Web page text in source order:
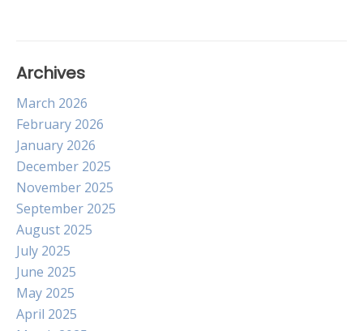
Archives
March 2026
February 2026
January 2026
December 2025
November 2025
September 2025
August 2025
July 2025
June 2025
May 2025
April 2025